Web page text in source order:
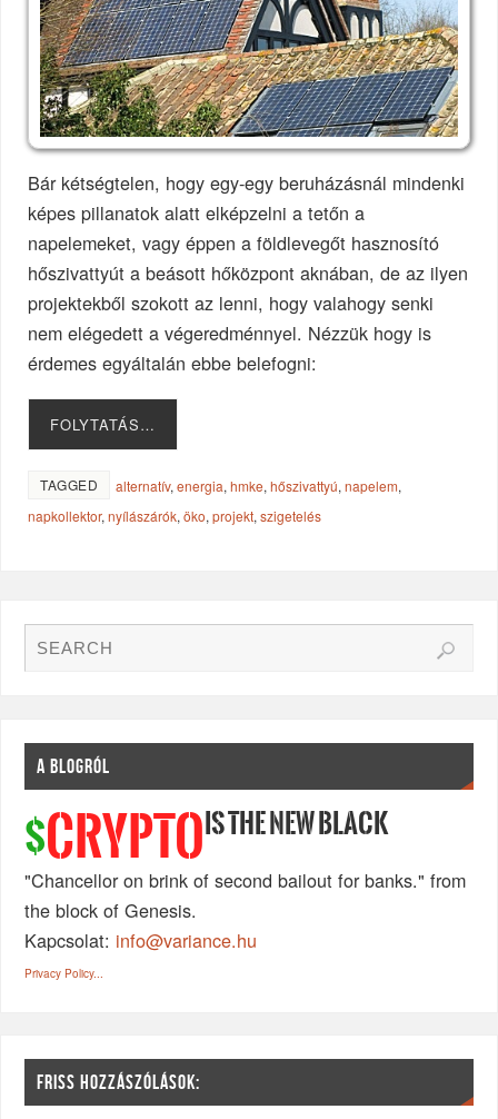
Bár kétségtelen, hogy egy-egy beruházásnál mindenki
képes pillanatok alatt elképzelni a tetőn a
napelemeket, vagy éppen a földlevegőt hasznosító
hőszivattyút a beásott hőközpont aknában, de az ilyen
projektekből szokott az lenni, hogy valahogy senki
nem elégedett a végeredménnyel. Nézzük hogy is
érdemes egyáltalán ebbe belefogni:
FOLYTATÁS…
TAGGED alternatív,energia,hmke,hőszivattyú,napelem,
napkollektor,nyílászárók,öko,projekt,szigetelés
A BLOGRÓL
$CRYPTO IS THE NEW BLACK
"Chancellor on brink of second bailout for banks." from
the block of Genesis.
Kapcsolat: info@variance.hu
Privacy Policy...
FRISS HOZZÁSZÓLÁSOK: